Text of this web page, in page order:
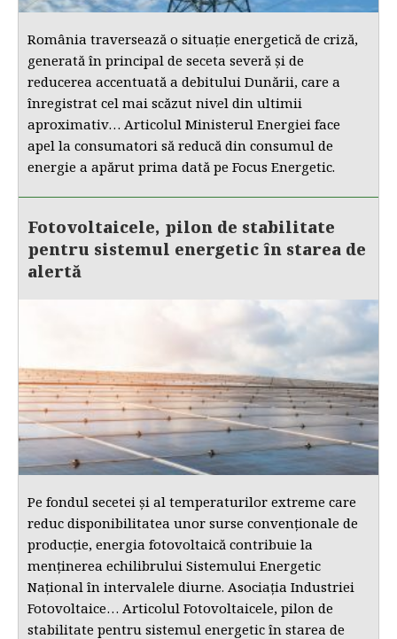
România traversează o situație energetică de criză,
generată în principal de seceta severă și de
reducerea accentuată a debitului Dunării, care a
înregistrat cel mai scăzut nivel din ultimii
aproximativ… Articolul Ministerul Energiei face
apel la consumatori să reducă din consumul de
energie a apărut prima dată pe Focus Energetic.
Fotovoltaicele, pilon de stabilitate
pentru sistemul energetic în starea de
alertă
Pe fondul secetei și al temperaturilor extreme care
reduc disponibilitatea unor surse convenționale de
producție, energia fotovoltaică contribuie la
menținerea echilibrului Sistemului Energetic
Național în intervalele diurne. Asociația Industriei
Fotovoltaice… Articolul Fotovoltaicele, pilon de
stabilitate pentru sistemul energetic în starea de